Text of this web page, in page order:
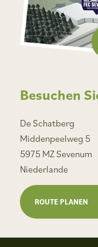
Besuchen
De Schatberg
Middenpeelweg 5
5975 MZ Sevenum
Niederlande
ROUTE PLANEN